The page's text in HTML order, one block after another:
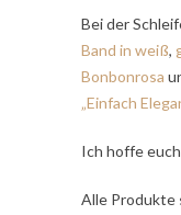
Bei der
Band in weiß,
Bonbonrosa
„Einfach
Ich hoffe
Alle Produkte